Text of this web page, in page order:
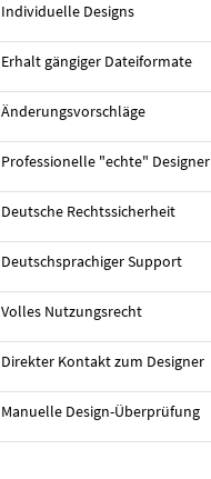
Individuelle Designs
Erhalt gängiger Dateiformate
Änderungsvorschläge
Professionelle "echte" Designer
Deutsche Rechtssicherheit
Deutschsprachiger Support
Volles Nutzungsrecht
Direkter Kontakt zum Designer
Manuelle Design-Überprüfung